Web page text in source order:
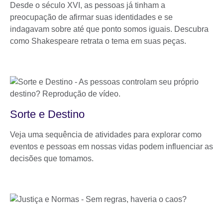
Desde o século XVI, as pessoas já tinham a
preocupação de afirmar suas identidades e se
indagavam sobre até que ponto somos iguais. Descubra
como Shakespeare retrata o tema em suas peças.
Sorte e Destino
Veja uma sequência de atividades para explorar como
eventos e pessoas em nossas vidas podem influenciar as
decisões que tomamos.